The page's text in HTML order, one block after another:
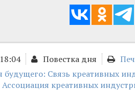
Повестка дня
будущего: Связь креативных
Ассоциация креативных